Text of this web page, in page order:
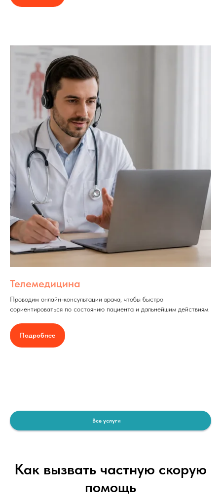
Телемедицина
Проводим онлайн-консультации врача, чтобы быстро
сориентироваться по состоянию пациента и дальнейшим действиям.
Подробнее
Все услуги
Как вызвать частную скорую
помощь